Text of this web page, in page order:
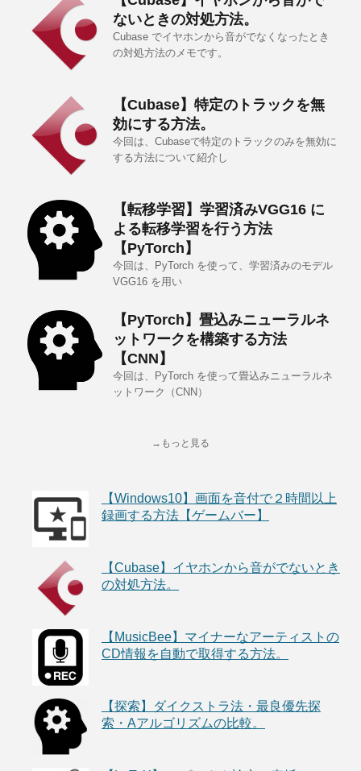
ないときの対処方法。
Cubase でイヤホンから音がでなくなったとき
の対処方法のメモです。
【Cubase】特定のトラックを無
効にする方法。
今回は、Cubaseで特定のトラックのみを無効に
する方法について紹介し
【転移学習】学習済みVGG16 に
よる転移学習を行う方法
【PyTorch】
今回は、PyTorch を使って、学習済みのモデル
VGG16 を用い
【PyTorch】畳込みニューラルネ
ットワークを構築する方法
【CNN】
今回は、PyTorch を使って畳込みニューラルネ
ットワーク（CNN）
→もっと見る
【Windows10】画面を音付で２時間以上
録画する方法【ゲームバー】
【Cubase】イヤホンから音がでないとき
の対処方法。
【MusicBee】マイナーなアーティストの
CD情報を自動で取得する方法。
【探索】ダイクストラ法・最良優先探
索・Aアルゴリズムの比較。